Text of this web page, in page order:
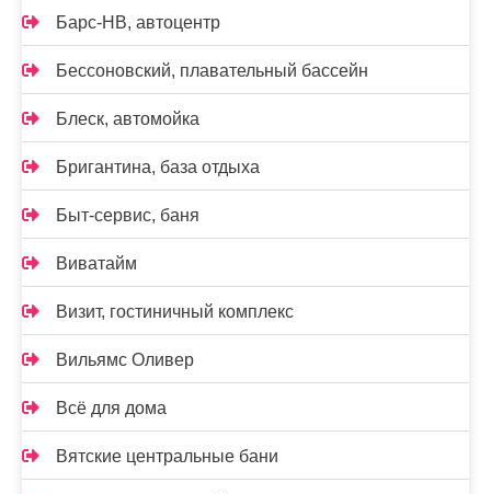
Барс-НВ, автоцентр
Бессоновский, плавательный бассейн
Блеск, автомойка
Бригантина, база отдыха
Быт-сервис, баня
Виватайм
Визит, гостиничный комплекс
Вильямс Оливер
Всё для дома
Вятские центральные бани